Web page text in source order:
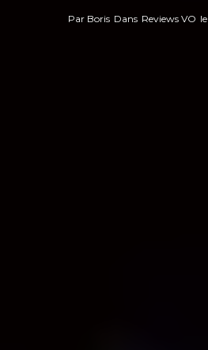
Par Boris Dans Reviews VO le